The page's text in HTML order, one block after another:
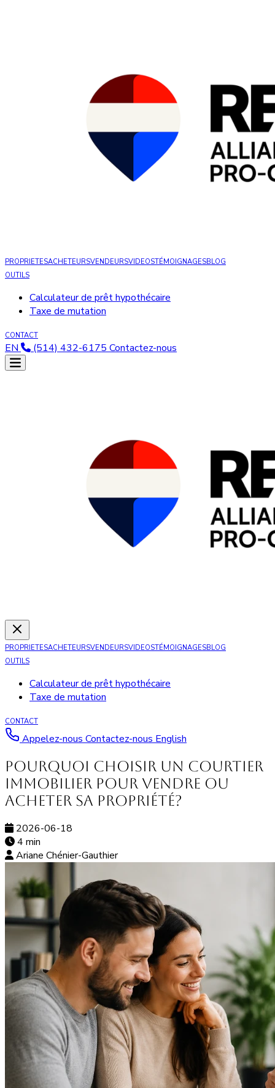
PROPRIETESACHETEURSVENDEURSVIDEOSTÉMOIGNAGESBLOG
OUTILS
Calculateur de prêt hypothécaire
Taxe de mutation
CONTACT
EN (514) 432-6175 Contactez-nous
PROPRIETESACHETEURSVENDEURSVIDEOSTÉMOIGNAGESBLOG
OUTILS
Calculateur de prêt hypothécaire
Taxe de mutation
CONTACT
Appelez-nous Contactez-nous English
Pourquoi choisir un courtier
immobilier pour vendre ou
acheter sa propriété?
2026-06-18
4 min
Ariane Chénier-Gauthier